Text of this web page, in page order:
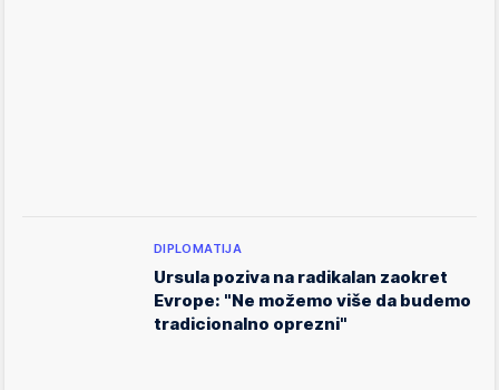
DIPLOMATIJA
Ursula poziva na radikalan zaokret
Evrope: "Ne možemo više da budemo
tradicionalno oprezni"